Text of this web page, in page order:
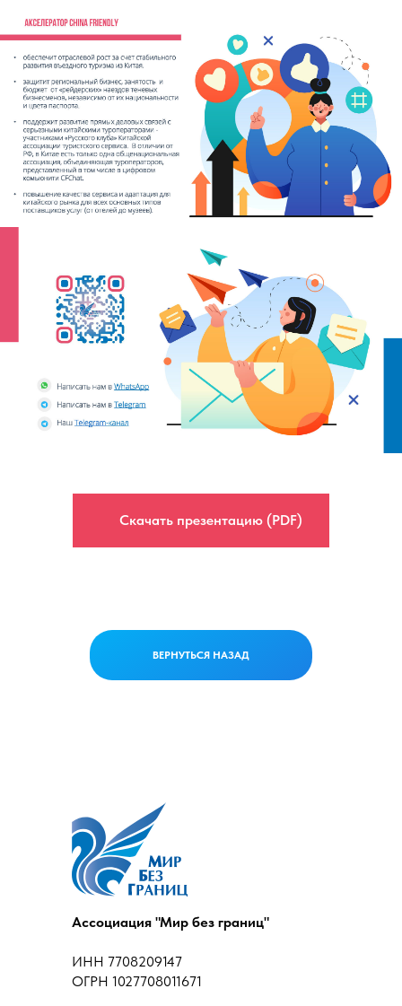
Скачать презентацию (PDF)
ВЕРНУТЬСЯ НАЗАД
Ассоциация "Мир без границ"
ИНН 7708209147
ОГРН 1027708011671